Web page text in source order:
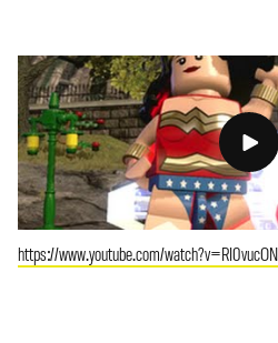
https://www.youtube.com/